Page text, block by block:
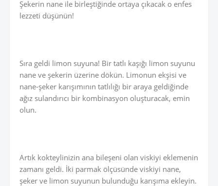
Şekerin nane ile birleştiğinde ortaya çıkacak o enfes
lezzeti düşünün!
Sıra geldi limon suyuna! Bir tatlı kaşığı limon suyunu
nane ve şekerin üzerine dökün. Limonun ekşisi ve
nane-şeker karışımının tatlılığı bir araya geldiğinde
ağız sulandırıcı bir kombinasyon oluşturacak, emin
olun.
Artık kokteylinizin ana bileşeni olan viskiyi eklemenin
zamanı geldi. İki parmak ölçüsünde viskiyi nane,
şeker ve limon suyunun bulunduğu karışıma ekleyin.